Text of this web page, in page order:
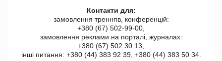
Контакти для:
замовлення треннгів, конференцій:
+380 (67) 502-99-00,
замовлення реклами на порталі, журналах:
+380 (67) 502 30 13,
інші питання: +380 (44) 383 92 39, +380 (44) 383 50 34.